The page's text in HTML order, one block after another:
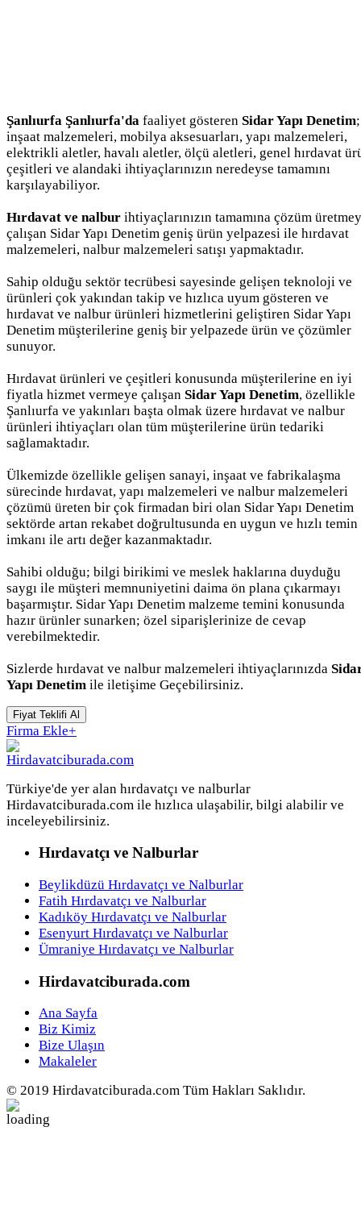
Şanlıurfa Şanlıurfa'da faaliyet gösteren Sidar Yapı Denetim;
inşaat malzemeleri, mobilya aksesuarları, yapı malzemeleri,
elektrikli aletler, havalı aletler, ölçü aletleri, genel hırdavat
çeşitleri ve alandaki ihtiyaçlarınızın neredeyse tamamını
karşılayabiliyor.
Hırdavat ve nalbur ihtiyaçlarınızın tamamına çözüm
çalışan Sidar Yapı Denetim geniş ürün yelpazesi ile hırdavat
malzemeleri, nalbur malzemeleri satışı yapmaktadır.
Sahip olduğu sektör tecrübesi sayesinde gelişen teknoloji ve
ürünleri çok yakından takip ve hızlıca uyum gösteren ve
hırdavat ve nalbur ürünleri hizmetlerini geliştiren Sidar Yapı
Denetim müşterilerine geniş bir yelpazede ürün ve çözümler
sunuyor.
Hırdavat ürünleri ve çeşitleri konusunda müşterilerine en iyi
fiyatla hizmet vermeye çalışan Sidar Yapı Denetim, özellikle
Şanlıurfa ve yakınları başta olmak üzere hırdavat ve nalbur
ürünleri ihtiyaçları olan tüm müşterilerine ürün tedariki
sağlamaktadır.
Ülkemizde özellikle gelişen sanayi, inşaat ve fabrikalaşma
sürecinde hırdavat, yapı malzemeleri ve nalbur malzemeleri
çözümü üreten bir çok firmadan biri olan Sidar Yapı Denetim
sektörde artan rekabet doğrultusunda en uygun ve hızlı temin
imkanı ile artı değer kazanmaktadır.
Sahibi olduğu; bilgi birikimi ve meslek haklarına duyduğu
saygı ile müşteri memnuniyetini daima ön plana çıkarmayı
başarmıştır. Sidar Yapı Denetim malzeme temini konusunda
hazır ürünler sunarken; özel siparişlerinize de cevap
verebilmektedir.
Sizlerde hırdavat ve nalbur malzemeleri ihtiyaçlarınızda
Yapı Denetim ile iletişime Geçebilirsiniz.
Fiyat Teklifi Al
Firma Ekle+
Türkiye'de yer alan hırdavatçı ve nalburlar
Hirdavatciburada.com ile hızlıca ulaşabilir, bilgi alabilir ve
inceleyebilirsiniz.
Hırdavatçı ve Nalburlar
Beylikdüzü Hırdavatçı ve Nalburlar
Fatih Hırdavatçı ve Nalburlar
Kadıköy Hırdavatçı ve Nalburlar
Esenyurt Hırdavatçı ve Nalburlar
Ümraniye Hırdavatçı ve Nalburlar
Hirdavatciburada.com
Ana Sayfa
Biz Kimiz
Bize Ulaşın
Makaleler
© 2019 Hirdavatciburada.com Tüm Hakları Saklıdır.